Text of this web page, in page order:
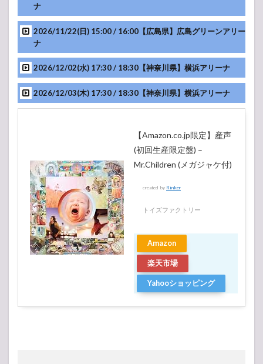
MC
ナ
2026/11/22(日) 15:00 / 16:00【広島県】広島グリーンアリー
ナ
2026/12/02(水) 17:30 / 18:30【神奈川県】横浜アリーナ
2026/12/03(木) 17:30 / 18:30【神奈川県】横浜アリーナ
【Amazon.co.jp限定】産声
(初回生産限定盤) –
Mr.Children (メガジャケ付)
created by Rinker
トイズファクトリー
Amazon
楽天市場
Yahooショッピング